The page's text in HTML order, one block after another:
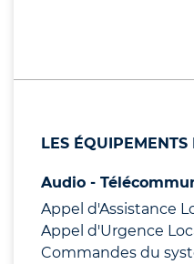
LES ÉQUIPEMENTS
Audio -
Appel d'Assistance
Appel d'Urgence
Commandes du